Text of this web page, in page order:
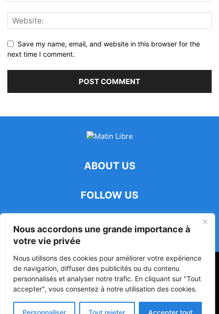
Nous accordons une grande importance à
votre vie privée
Nous utilisons des cookies pour améliorer votre expérience
de navigation, diffuser des publicités ou du contenu
personnalisés et analyser notre trafic. En cliquant sur "Tout
accepter", vous consentez à notre utilisation des cookies.
Personnaliser Tout rejeter Accepter tout
Save my name, email, and website in this browser for the
next time I comment.
ABOUT US
FOLLOW US
47ᵉ Assemblée Mondiale sur la Protection de la Vie Privée: Me
Luciano Hounkponou représente le Bénin à Séoul